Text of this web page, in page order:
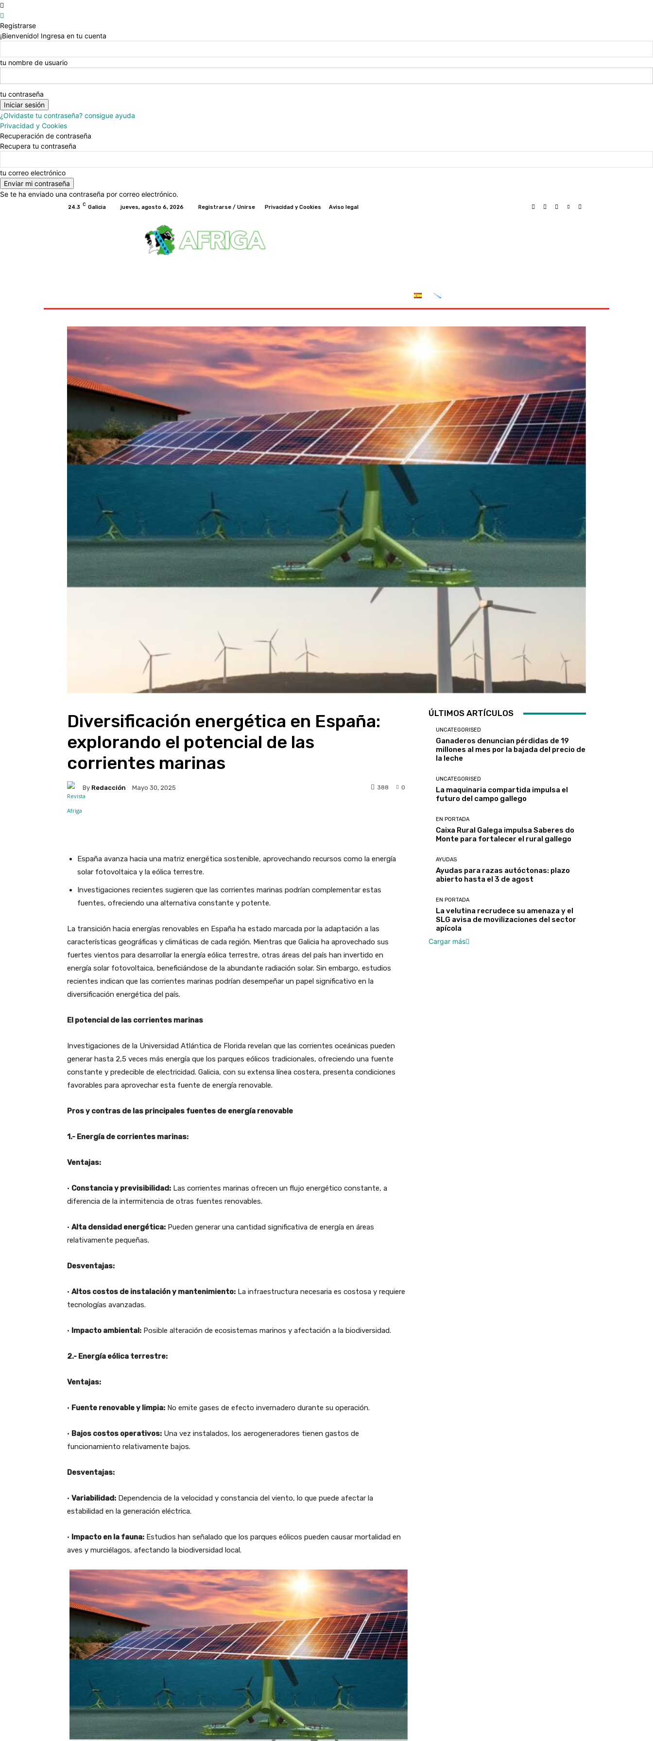
Registrarse
¡Bienvenido! Ingresa en tu cuenta
tu nombre de usuario
tu contraseña
¿Olvidaste tu contraseña? consigue ayuda
Privacidad y Cookies
Recuperación de contraseña
Recupera tu contraseña
tu correo electrónico
Se te ha enviado una contraseña por correo electrónico.
24.3 C Galicia jueves, agosto 6, 2026 Registrarse / Unirse Privacidad y Cookies Aviso legal
Diversificación energética en España:
explorando el potencial de las
corrientes marinas
By Redacción Mayo 30, 2025 0
388
España avanza hacia una matriz energética sostenible, aprovechando recursos como la energía
solar fotovoltaica y la eólica terrestre.
Investigaciones recientes sugieren que las corrientes marinas podrían complementar estas
fuentes, ofreciendo una alternativa constante y potente.
La transición hacia energías renovables en España ha estado marcada por la adaptación a las
características geográficas y climáticas de cada región. Mientras que Galicia ha aprovechado sus
fuertes vientos para desarrollar la energía eólica terrestre, otras áreas del país han invertido en
energía solar fotovoltaica, beneficiándose de la abundante radiación solar. Sin embargo, estudios
recientes indican que las corrientes marinas podrían desempeñar un papel significativo en la
diversificación energética del país.
El potencial de las corrientes marinas
Investigaciones de la Universidad Atlántica de Florida revelan que las corrientes oceánicas pueden
generar hasta 2,5 veces más energía que los parques eólicos tradicionales, ofreciendo una fuente
constante y predecible de electricidad. Galicia, con su extensa línea costera, presenta condiciones
favorables para aprovechar esta fuente de energía renovable.
Pros y contras de las principales fuentes de energía renovable
1.- Energía de corrientes marinas:
Ventajas:
• Constancia y previsibilidad: Las corrientes marinas ofrecen un flujo energético constante, a
diferencia de la intermitencia de otras fuentes renovables.
• Alta densidad energética: Pueden generar una cantidad significativa de energía en áreas
relativamente pequeñas.
Desventajas:
• Altos costos de instalación y mantenimiento: La infraestructura necesaria es costosa y requiere
tecnologías avanzadas.
• Impacto ambiental: Posible alteración de ecosistemas marinos y afectación a la biodiversidad.
2.- Energía eólica terrestre:
Ventajas:
• Fuente renovable y limpia: No emite gases de efecto invernadero durante su operación.
• Bajos costos operativos: Una vez instalados, los aerogeneradores tienen gastos de
funcionamiento relativamente bajos.
Desventajas:
• Variabilidad: Dependencia de la velocidad y constancia del viento, lo que puede afectar la
estabilidad en la generación eléctrica.
• Impacto en la fauna: Estudios han señalado que los parques eólicos pueden causar mortalidad en
aves y murciélagos, afectando la biodiversidad local.
ÚLTIMOS ARTÍCULOS
UNCATEGORISED
Ganaderos denuncian pérdidas de 19
millones al mes por la bajada del precio de
la leche
UNCATEGORISED
La maquinaria compartida impulsa el
futuro del campo gallego
EN PORTADA
Caixa Rural Galega impulsa Saberes do
Monte para fortalecer el rural gallego
AYUDAS
Ayudas para razas autóctonas: plazo
abierto hasta el 3 de agost
EN PORTADA
La velutina recrudece su amenaza y el
SLG avisa de movilizaciones del sector
apícola
Cargar más